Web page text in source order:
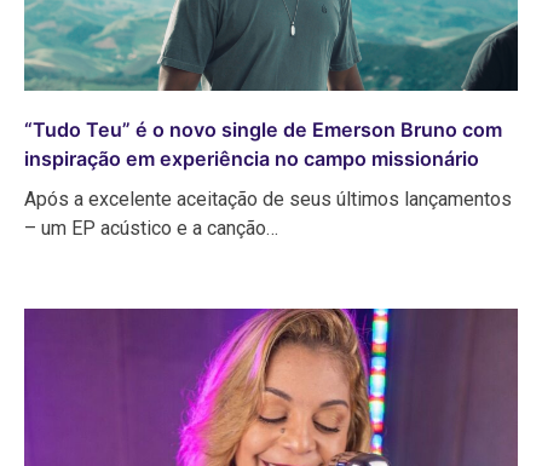
“Tudo Teu” é o novo single de Emerson Bruno com
inspiração em experiência no campo missionário
Após a excelente aceitação de seus últimos lançamentos
– um EP acústico e a canção…